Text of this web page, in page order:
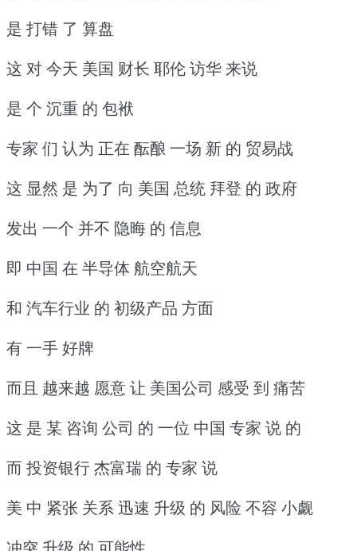
是 打错 了 算盘
这 对 今天 美国 财长 耶伦 访华 来说
是 个 沉重 的 包袱
专家 们 认为 正在 酝酿 一场 新 的 贸易战
这 显然 是 为了 向 美国 总统 拜登 的 政府
发出 一个 并不 隐晦 的 信息
即 中国 在 半导体 航空航天
和 汽车行业 的 初级产品 方面
有 一手 好牌
而且 越来越 愿意 让 美国公司 感受 到 痛苦
这 是 某 咨询 公司 的 一位 中国 专家 说 的
而 投资银行 杰富瑞 的 专家 说
美 中 紧张 关系 迅速 升级 的 风险 不容 小觑